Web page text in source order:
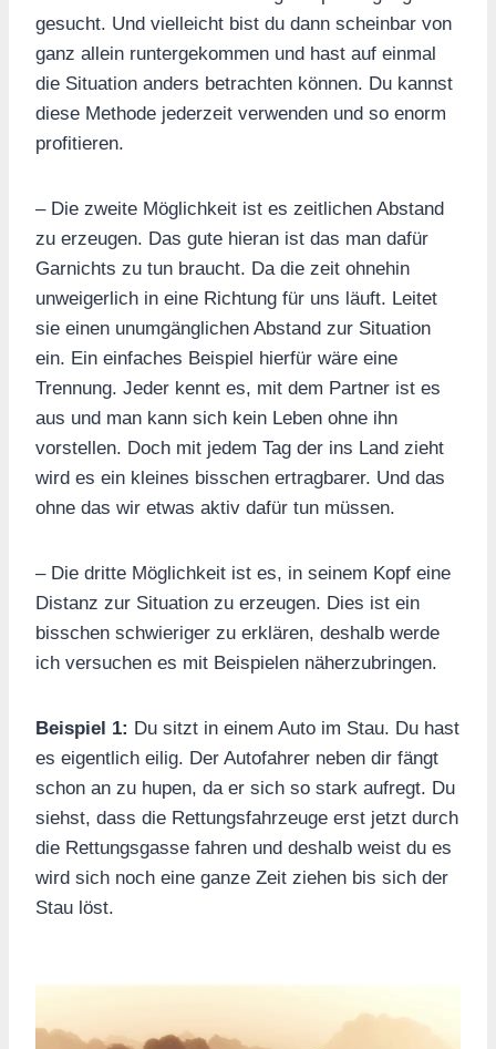
gesucht. Und vielleicht bist du dann scheinbar von
ganz allein runtergekommen und hast auf einmal
die Situation anders betrachten können. Du kannst
diese Methode jederzeit verwenden und so enorm
profitieren.
– Die zweite Möglichkeit ist es zeitlichen Abstand
zu erzeugen. Das gute hieran ist das man dafür
Garnichts zu tun braucht. Da die zeit ohnehin
unweigerlich in eine Richtung für uns läuft. Leitet
sie einen unumgänglichen Abstand zur Situation
ein. Ein einfaches Beispiel hierfür wäre eine
Trennung. Jeder kennt es, mit dem Partner ist es
aus und man kann sich kein Leben ohne ihn
vorstellen. Doch mit jedem Tag der ins Land zieht
wird es ein kleines bisschen ertragbarer. Und das
ohne das wir etwas aktiv dafür tun müssen.
– Die dritte Möglichkeit ist es, in seinem Kopf eine
Distanz zur Situation zu erzeugen. Dies ist ein
bisschen schwieriger zu erklären, deshalb werde
ich versuchen es mit Beispielen näherzubringen.
Beispiel 1: Du sitzt in einem Auto im Stau. Du hast
es eigentlich eilig. Der Autofahrer neben dir fängt
schon an zu hupen, da er sich so stark aufregt. Du
siehst, dass die Rettungsfahrzeuge erst jetzt durch
die Rettungsgasse fahren und deshalb weist du es
wird sich noch eine ganze Zeit ziehen bis sich der
Stau löst.